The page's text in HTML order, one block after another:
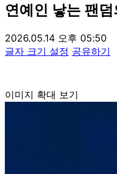
연예인 낳는 팬
2026.05.14 오후 05:50
글자 크기 설정 공유하기
이미지 확대 보기